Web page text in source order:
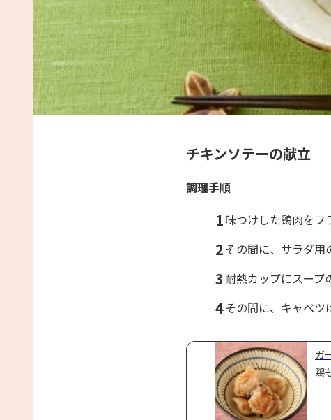
チキンソテーの献立
調理手順
1味つけした鶏肉をフ
2 その間に、サラダ用
3耐熱カップにスープ
4その間に、キャベツ
ガ
鶏